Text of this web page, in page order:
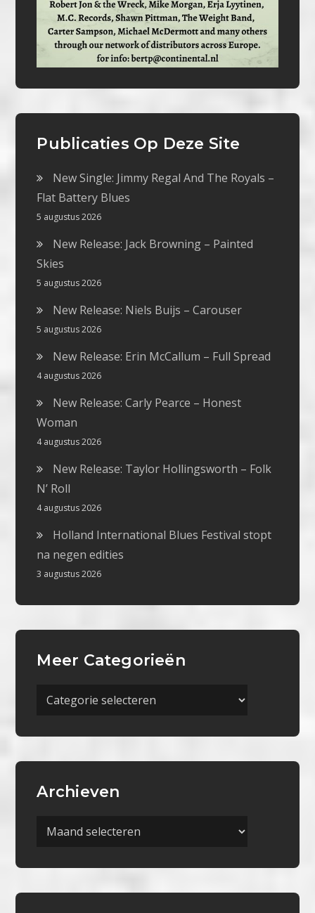
Publicaties Op Deze Site
New Single: Jimmy Regal And The Royals –
Flat Battery Blues
5 augustus 2026
New Release: Jack Browning – Painted
Skies
5 augustus 2026
New Release: Niels Buijs – Carouser
5 augustus 2026
New Release: Erin McCallum – Full Spread
4 augustus 2026
New Release: Carly Pearce – Honest
Woman
4 augustus 2026
New Release: Taylor Hollingsworth – Folk
N’ Roll
4 augustus 2026
Holland International Blues Festival stopt
na negen edities
3 augustus 2026
Meer Categorieën
Meer
Archieven
Archieven